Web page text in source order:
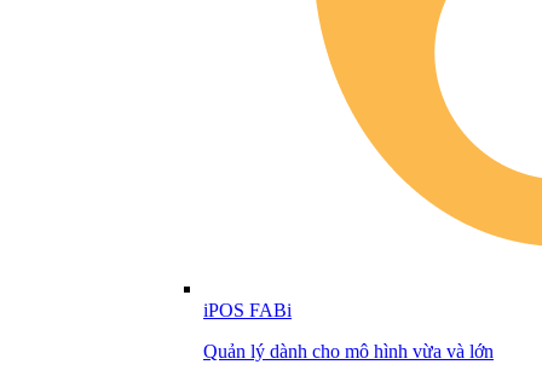
iPOS FABi
Quản lý dành cho mô hình vừa và lớn